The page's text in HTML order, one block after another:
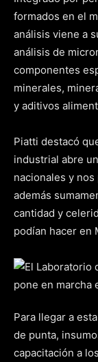
formados en el
análisis viene a
análisis de
componentes
minerales,
y aditivos
Piatti destacó
industrial abre
nacionales y
además
cantidad y
podían hacer en
Para llegar a
de punta,
capacitación a